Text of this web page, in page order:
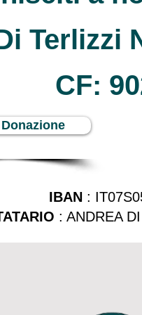
Terlizzi
CF:
IBAN :
: ANDREA